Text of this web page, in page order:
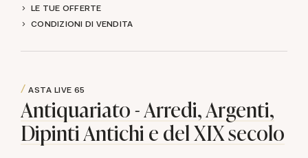
LE TUE OFFERTE
CONDIZIONI DI VENDITA
ASTA LIVE 65
Antiquariato - Arredi, Argenti,
Dipinti Antichi e del XIX secolo